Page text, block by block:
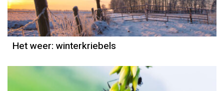
Het weer: winterkriebels